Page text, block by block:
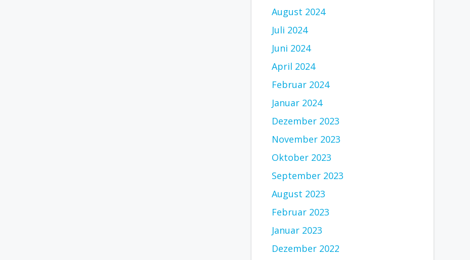
August 2024
Juli 2024
Juni 2024
April 2024
Februar 2024
Januar 2024
Dezember 2023
November 2023
Oktober 2023
September 2023
August 2023
Februar 2023
Januar 2023
Dezember 2022